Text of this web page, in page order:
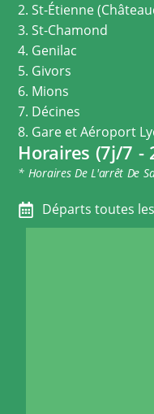
2. St-Étienne
3. St-Chamond
4. Genilac
5. Givors
6. Mions
7. Décines
8. Gare et Aéroport
Horaires (7j/7 -
* Horaires De L'arrêt De
Départs toutes